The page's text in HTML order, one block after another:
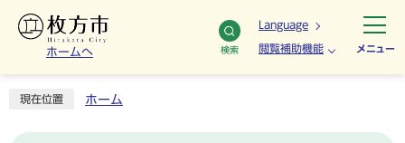
ホームへ 検索
Language
閲覧補助機能 メニュー
現在位置 ホーム